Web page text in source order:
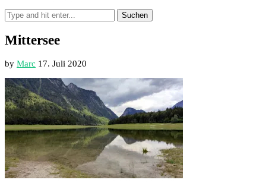
Suchen
Mittersee
by Marc 17. Juli 2020